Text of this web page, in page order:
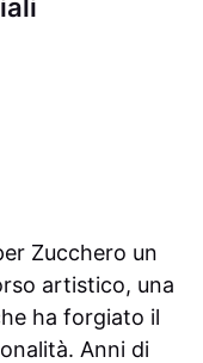
Zucchero un
artistico, una
ha forgiato il
Anni di